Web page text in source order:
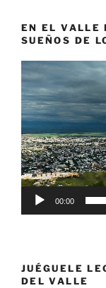
EN EL VALLE
SUEÑOS DE
Reproductor
de
vídeo
00:00
JUÉGUELE
DEL VALLE